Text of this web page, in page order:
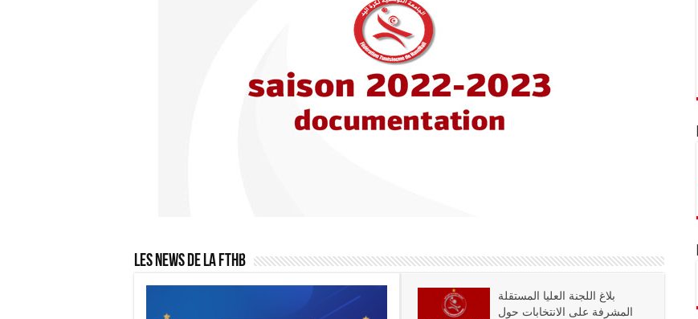
Les News de la FTHB
بلاغ اللجنة العليا المستقلة
المشرفة على الانتخابات حول